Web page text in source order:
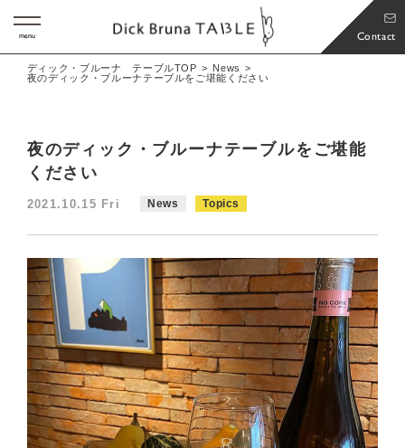
Contact
menu
ディック・ブルーナ テーブルTOP
News
夜のディック・ブルーナテーブルをご堪能ください
夜のディック・ブルーナテーブルをご堪能
ください
2021.10.15 Fri News Topics